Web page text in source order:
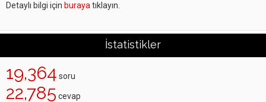
Detaylı bilgi için buraya tıklayın.
İstatistikler
19,364 soru
22,785 cevap